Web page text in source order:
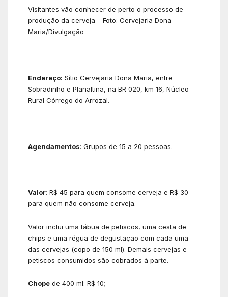
Visitantes vão conhecer de perto o processo de
produção da cerveja – Foto: Cervejaria Dona
Maria/Divulgação
Endereço: Sítio Cervejaria Dona Maria, entre
Sobradinho e Planaltina, na BR 020, km 16, Núcleo
Rural Córrego do Arrozal.
Agendamentos: Grupos de 15 a 20 pessoas.
Valor: R$ 45 para quem consome cerveja e R$ 30
para quem não consome cerveja.
Valor inclui uma tábua de petiscos, uma cesta de
chips e uma régua de degustação com cada uma
das cervejas (copo de 150 ml). Demais cervejas e
petiscos consumidos são cobrados à parte.
Chope de 400 ml: R$ 10;